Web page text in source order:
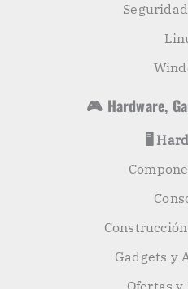
🎮 Hardware,
🖥️
Gadgets y
Ofertas y